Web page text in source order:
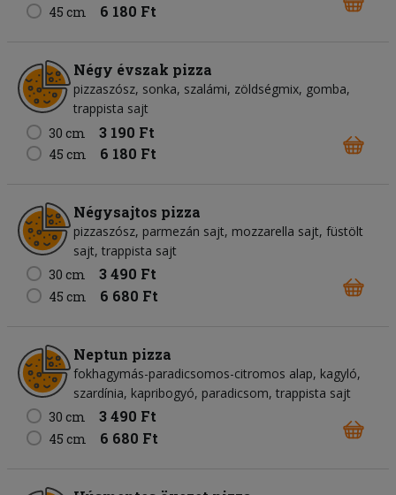
45 cm 6 180 Ft
Négy évszak pizza
pizzaszósz, sonka, szalámi, zöldségmix, gomba,
trappista sajt
30 cm
3 190 Ft
45 cm 6 180 Ft
Négysajtos pizza
pizzaszósz, parmezán sajt, mozzarella sajt, füstölt
sajt, trappista sajt
30 cm
3 490 Ft
45 cm 6 680 Ft
Neptun pizza
fokhagymás-paradicsomos-citromos alap, kagyló,
szardínia, kapribogyó, paradicsom, trappista sajt
30 cm
3 490 Ft
45 cm 6 680 Ft